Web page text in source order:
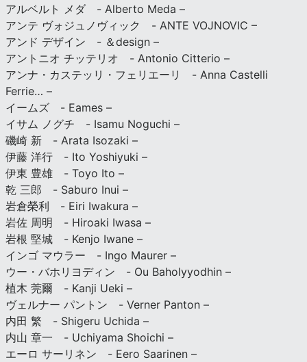
アルベルト メダ - Alberto Meda –
アンテ ヴォジュノヴィック - ANTE VOJNOVIC –
アンド デザイン - ＆design –
アントニオ チッテリオ - Antonio Citterio –
アンナ・カステッリ・フェリエーリ - Anna Castelli
Ferrie… –
イームズ - Eames –
イサム ノグチ - Isamu Noguchi –
磯崎 新 - Arata Isozaki –
伊藤 洋行 - Ito Yoshiyuki –
伊東 豊雄 - Toyo Ito –
乾 三郎 - Saburo Inui –
岩倉榮利 - Eiri Iwakura –
岩佐 周明 - Hiroaki Iwasa –
岩根 堅城 - Kenjo Iwane –
インゴ マウラー - Ingo Maurer –
ウー・バホリヨディン - Ou Baholyyodhin –
植木 莞爾 - Kanji Ueki –
ヴェルナー パントン - Verner Panton –
内田 繁 - Shigeru Uchida –
内山 章一 - Uchiyama Shoichi –
エーロ サーリネン - Eero Saarinen –